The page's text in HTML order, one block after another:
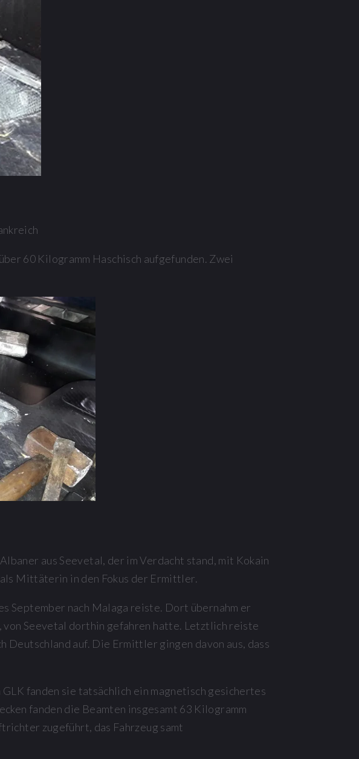
60 Kilogramm Haschisch aufgefunden. Zwei
aus Seevetal, der im Verdacht stand, mit Kokain
Mittäterin in den Fokus der Ermittler.
September nach Malaga reiste. Dort übernahm er
Seevetal dorthin gefahren hatte. Letztlich reiste
Deutschland auf. Die Ermittler gingen davon aus, dass
fanden sie tatsächlich ein magnetisch gesichertes
fanden die Beamten insgesamt 63 Kilogramm
zugeführt, das Fahrzeug samt